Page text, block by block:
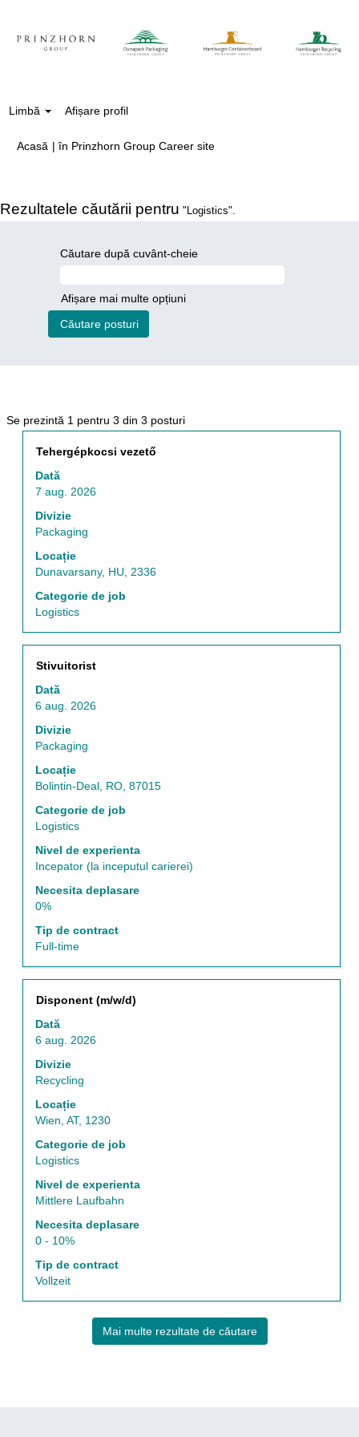
Limbă Afișare profil
Acasă | în Prinzhorn Group Career site(pagina
Rezultatele căutării pentru "Logistics".
Căutare după cuvânt-cheie
Afișare mai multe opțiuni
Se prezintă 1 pentru 3 din 3 posturiRezultatele
căutării
de
post.
Titlu
Tehergépkocsi vezető
Dată
7 aug. 2026
Divizie
Packaging
Locație
Dunavarsany, HU, 2336
Categorie de job
Logistics
Selectați
tasta
spațiu
pentru
a
întregul
conținut
al
informațiilor
post.
Titlu
Stivuitorist
Dată
6 aug. 2026
Divizie
Packaging
Locație
Bolintin-Deal, RO, 87015
Categorie de job
Logistics
Nivel de experienta
Incepator (la inceputul carierei)
Necesita deplasare
0%
Tip de contract
Full-time
Selectați
tasta
spațiu
pentru
a
întregul
conținut
al
informațiilor
post.
Titlu
Disponent (m/w/d)
Dată
6 aug. 2026
Divizie
Recycling
Locație
Wien, AT, 1230
Categorie de job
Logistics
Nivel de experienta
Mittlere Laufbahn
Necesita deplasare
0 - 10%
Tip de contract
Vollzeit
Selectați
tasta
spațiu
pentru
a
întregul
conținut
al
informațiilor
post.
Mai multe rezultate de căutare